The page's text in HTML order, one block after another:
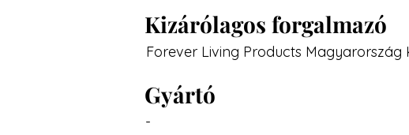
Kizárólagos forgalmazó
Forever Living Products Magyarország
Gyártó
-